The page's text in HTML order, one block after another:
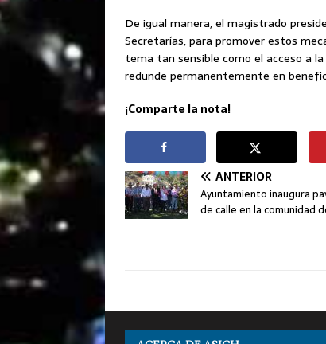
De igual manera, el magistrado
Secretarías, para promover estos
tema tan sensible como el acceso a
redunde permanentemente en
¡Comparte la nota!
ANTERIOR
Ayuntamiento inaugura
de calle en la comunidad